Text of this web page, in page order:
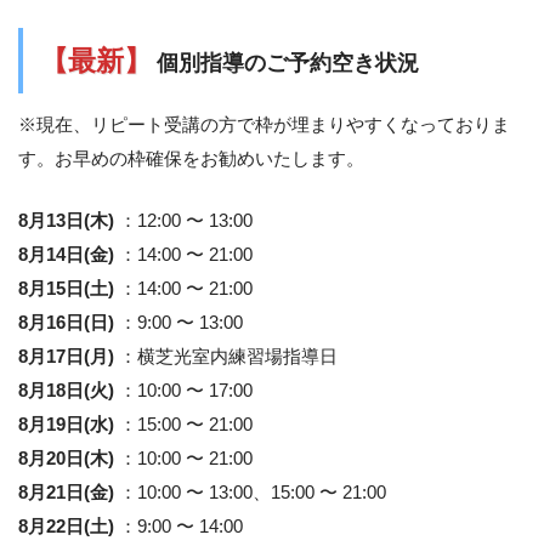
【最新】 個別指導のご予約空き状況
※現在、リピート受講の方で枠が埋まりやすくなっておりま
す。お早めの枠確保をお勧めいたします。
8月13日(木)
：12:00 〜 13:00
8月14日(金)
：14:00 〜 21:00
8月15日(土)
：14:00 〜 21:00
8月16日(日)
：9:00 〜 13:00
8月17日(月)
：横芝光室内練習場指導日
8月18日(火)
：10:00 〜 17:00
8月19日(水)
：15:00 〜 21:00
8月20日(木)
：10:00 〜 21:00
8月21日(金)
：10:00 〜 13:00、15:00 〜 21:00
8月22日(土)
：9:00 〜 14:00